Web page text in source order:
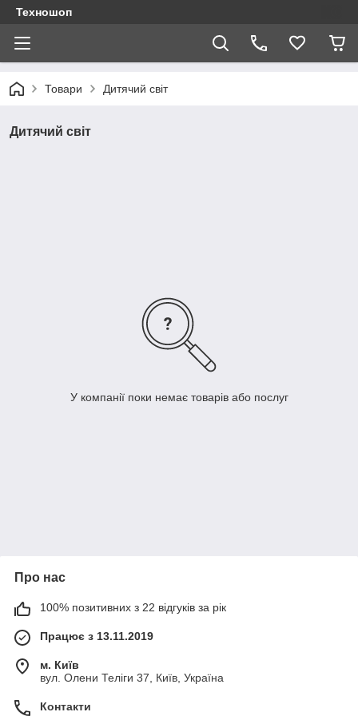
Техношоп
Товари Дитячий світ
Дитячий світ
У компанії поки немає товарів або послуг
Про нас
100% позитивних з 22 відгуків за рік
Працює з 13.11.2019
м. Київ
вул. Олени Теліги 37, Київ, Україна
Контакти